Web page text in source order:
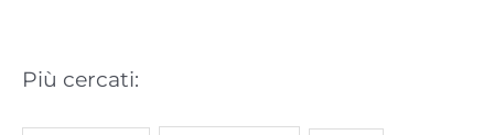
Più cercati: